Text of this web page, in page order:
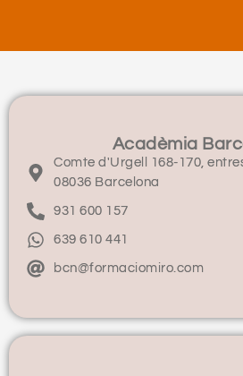
Acadèmia
Comte d'Urgell 168-170,
08036 Barcelona
931 600 157
639 610 441
bcn@formaciomiro.com